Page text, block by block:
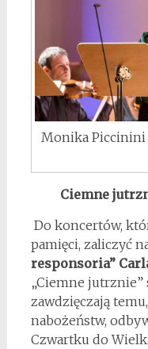
Monika Piccinini
Ciemne
Do koncertów,
pamięci, zaliczyć
responsoria”
„Ciemne jutrznie”
zawdzięczają
nabożeństw,
Czwartku do